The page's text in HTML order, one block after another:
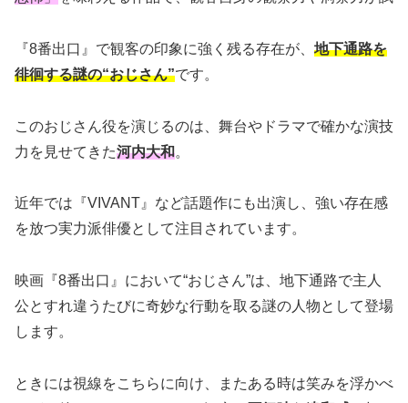
『8番出口』で観客の印象に強く残る存在が、 地下通路を
徘徊する謎の“おじさん”です。
このおじさん役を演じるのは、舞台やドラマで確かな演技
力を見せてきた河内大和。
近年では『VIVANT』など話題作にも出演し、強い存在感
を放つ実力派俳優として注目されています。
映画『8番出口』において“おじさん”は、地下通路で主人
公とすれ違うたびに奇妙な行動を取る謎の人物として登場
します。
ときには視線をこちらに向け、またある時は笑みを浮かべ